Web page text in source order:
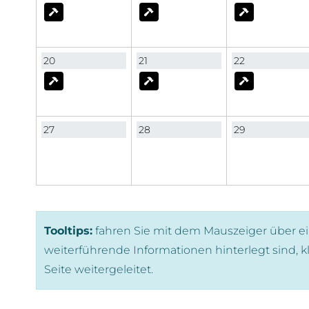
20 21 22
27 28 29
Tooltips: fahren Sie mit dem Mauszeiger über
weiterführende Informationen hinterlegt sind,
Seite weitergeleitet.